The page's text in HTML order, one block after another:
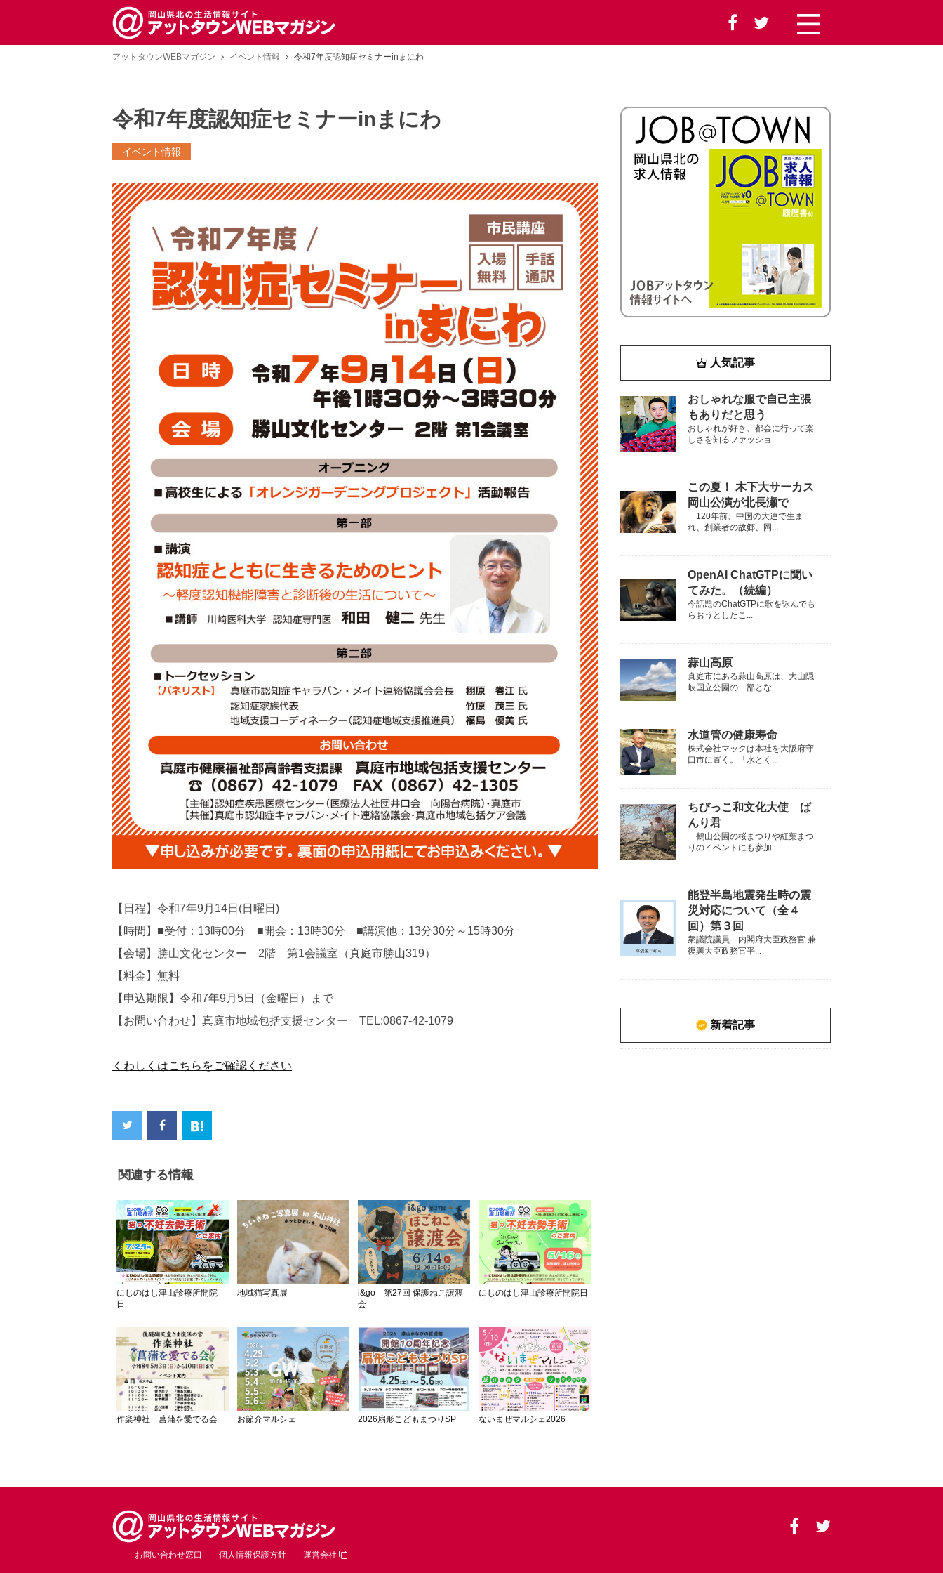
アットタウンWEBマガジン イベント情報 令和7年度認知症セミナーinまにわ
令和7年度認知症セミナーinまにわ
イベント情報
【日程】令和7年9月14日(日曜日)
【時間】■受付：13時00分 ■開会：13時30分 ■講演他：13分30分～15時30分
【会場】勝山文化センター 2階​ 第1会議室（真庭市勝山319）
【料金】無料
【申込期限】令和7年9月5日（金曜日）まで
【お問い合わせ】真庭市地域包括支援センター TEL:0867-42-1079
くわしくはこちらをご確認ください
関連する情報
にじのはし津山診療所開院
日
地域猫写真展
i&go 第27回 保護ねこ譲渡
会
にじのはし津山診療所開院日
作楽神社 菖蒲を愛でる会 お節介マルシェ 2026扇形こどもまつりSP ないまぜマルシェ2026
人気記事
おしゃれな服で自己主張
もありだと思う
おしゃれが好き、都会に行って楽
しさを知るファッショ...
この夏！ 木下大サーカス
岡山公演が北長瀬で
120年前、中国の大連で生ま
れ、創業者の故郷、岡...
OpenAI ChatGTPに聞い
てみた。（続編）
今話題のChatGTPに歌を詠んでも
らおうとしたこ...
蒜山高原
真庭市にある蒜山高原は、大山隠
岐国立公園の一部とな...
水道管の健康寿命
株式会社マックは本社を大阪府守
口市に置く。「水とく...
ちびっこ和文化大使 ば
んり君
鶴山公園の桜まつりや紅葉まつ
りのイベントにも参加...
能登半島地震発生時の震
災対応について（全４
回）第３回
衆議院議員 内閣府大臣政務官 兼
復興大臣政務官平...
新着記事
お問い合わせ窓口 個人情報保護方針 運営会社